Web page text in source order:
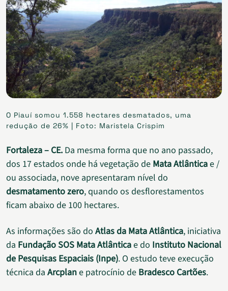
O Piauí somou 1.558 hectares desmatados, uma
redução de 26% | Foto: Maristela Crispim
Fortaleza – CE. Da mesma forma que no ano passado,
dos 17 estados onde há vegetação de Mata Atlânticae /
ou associada, nove apresentaram nível do
desmatamento zero, quando os desflorestamentos
ficam abaixo de 100 hectares.
As informações são do Atlas da Mata Atlântica, iniciativa
da Fundação SOS Mata Atlânticae do Instituto Nacional
de Pesquisas Espaciais (Inpe). O estudo teve execução
técnica da Arcplane patrocínio de Bradesco Cartões.